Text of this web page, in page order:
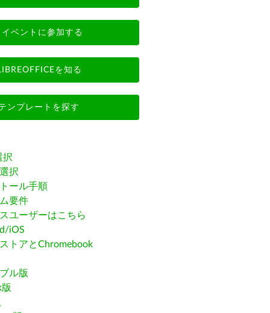
イベントに参加する
を知る
ンプレートを探す
択
択
ール手順
要件
ユーザーはこちら
iOS
トアとChromebook
ル版